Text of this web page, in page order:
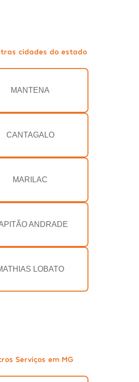
cidades do estado
MANTENA
CANTAGALO
MARILAC
ANDRADE
LOBATO
Serviços em MG